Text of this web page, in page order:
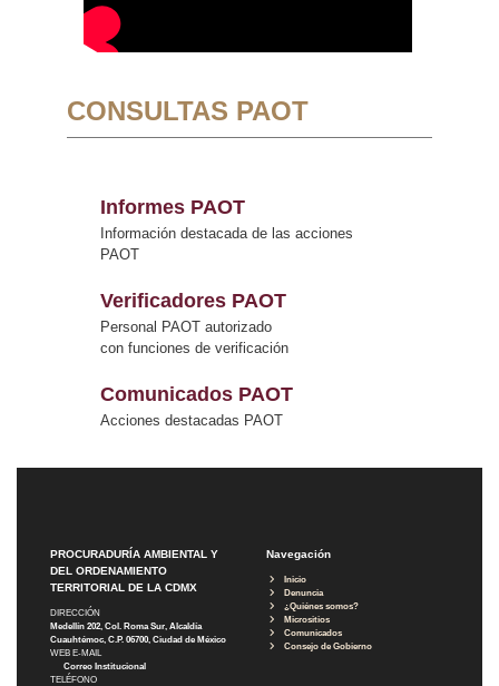
CONSULTAS PAOT
Informes PAOT
Información destacada de las acciones
PAOT
Verificadores PAOT
Personal PAOT autorizado
con funciones de verificación
Comunicados PAOT
Acciones destacadas PAOT
PROCURADURÍA AMBIENTAL Y
DEL ORDENAMIENTO
TERRITORIAL DE LA CDMX
DIRECCIÓN
Medellín 202, Col. Roma Sur, Alcaldía
Cuauhtémoc, C.P. 06700, Ciudad de México
WEB E-MAIL
Correo Institucional
TELÉFONO
Navegación
Inicio
Denuncia
¿Quiénes somos?
Micrositios
Comunicados
Consejo de Gobierno